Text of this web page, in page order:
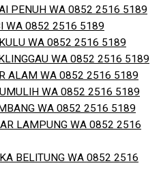
PENUH WA 0852 2516 5189
WA 0852 2516 5189
WA 0852 2516 5189
WA 0852 2516 5189
ALAM WA 0852 2516 5189
WA 0852 2516 5189
WA 0852 2516 5189
LAMPUNG WA 0852 2516
BELITUNG WA 0852 2516